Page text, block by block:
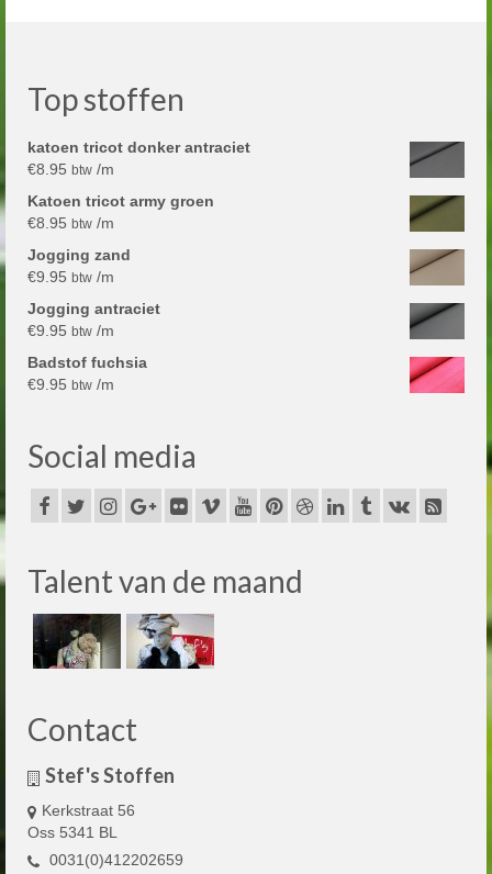
Top stoffen
katoen tricot donker antraciet
€8.95 btw /m
Katoen tricot army groen
€8.95 btw /m
Jogging zand
€9.95 btw /m
Jogging antraciet
€9.95 btw /m
Badstof fuchsia
€9.95 btw /m
Social media
Talent van de maand
Contact
Stef's Stoffen
Kerkstraat 56
Oss 5341 BL
0031(0)412202659